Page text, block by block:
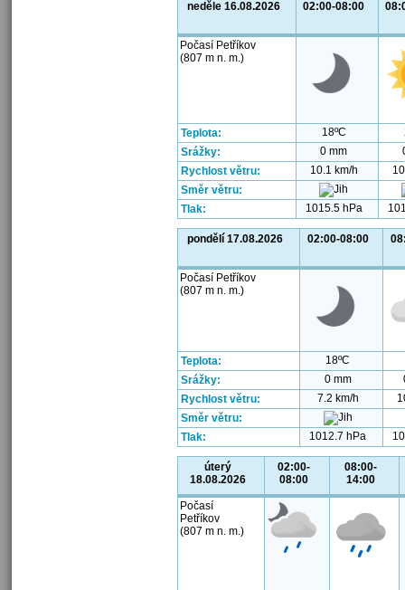
neděle 16.08.2026 02:00-08:00
Počasí Petříkov
(807 m n. m.)
Teplota: 18ºC
Srážky:
0 mm
Rychlost větru:
10.1 km/h
Směr větru:
Tlak:
1015.5 hPa
pondělí 17.08.2026 02:00-08:00
Počasí Petříkov
(807 m n. m.)
Teplota:
18ºC
Srážky:
0 mm
Rychlost větru:
7.2 km/h
Směr větru:
Tlak:
1012.7 hPa
úterý
18.08.2026
02:00-
08:00
08:00-
14:00
Počasí
Petříkov
(807 m n. m.)